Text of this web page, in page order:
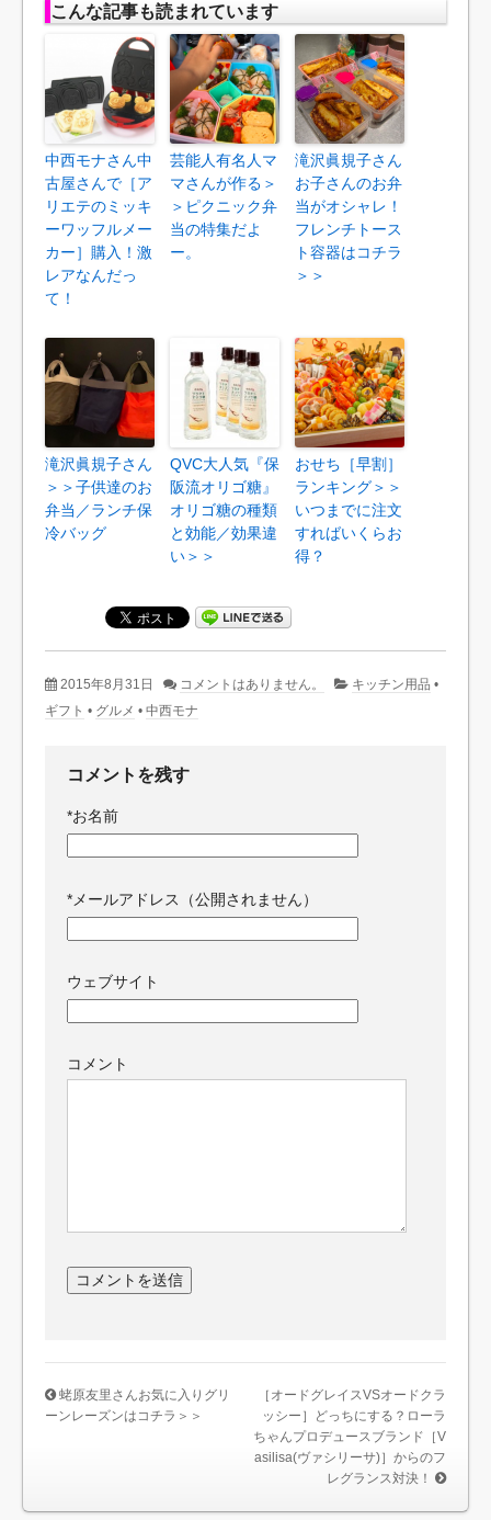
こんな記事も読まれています
中西モナさん中
古屋さんで［ア
リエテのミッキ
ーワッフルメー
カー］購入！激
レアなんだっ
て！
芸能人有名人マ
マさんが作る＞
＞ピクニック弁
当の特集だよ
ー。
滝沢眞規子さん
お子さんのお弁
当がオシャレ！
フレンチトース
ト容器はコチラ
＞＞
滝沢眞規子さん
＞＞子供達のお
弁当／ランチ保
冷バッグ
QVC大人気『保
阪流オリゴ糖』
オリゴ糖の種類
と効能／効果違
い＞＞
おせち［早割］
ランキング＞＞
いつまでに注文
すればいくらお
得？
2015年8月31日 コメントはありません。 キッチン用品 •
ギフト • グルメ • 中西モナ
コメントを残す
*お名前
* メールアドレス（公開されません）
ウェブサイト
コメント
蛯原友里さんお気に入りグリ
ーンレーズンはコチラ＞＞
［オードグレイスVSオードクラ
ッシー］どっちにする？ローラ
ちゃんプロデュースブランド［V
asilisa(ヴァシリーサ)］からのフ
レグランス対決！